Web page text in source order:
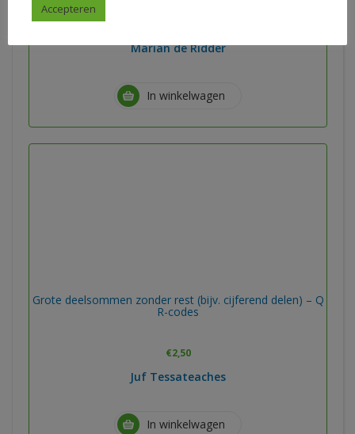
Marian de Ridder
In winkelwagen
Grote deelsommen zonder rest (bijv. cijferend delen) – Q
R-codes
€2,50
Juf Tessateaches
In winkelwagen
Accepteren